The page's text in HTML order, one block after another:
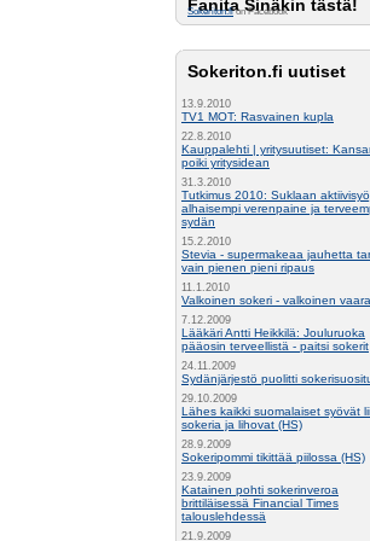
Fanita Sinäkin tästä!
Sokeriton.fion Facebook
Sokeriton.fi uutiset
13.9.2010
TV1 MOT: Rasvainen kupla
22.8.2010
Kauppalehti | yritysuutiset:
poiki yritysidean
31.3.2010
Tutkimus 2010: Suklaan
alhaisempi verenpaine ja
sydän
15.2.2010
Stevia - supermakeaa jauhetta
vain pienen pieni ripaus
11.1.2010
Valkoinen sokeri - valkoinen vaara
7.12.2009
Lääkäri Antti Heikkilä: Jouluruoka
pääosin terveellistä - paitsi sokerit
24.11.2009
Sydänjärjestö puolitti
29.10.2009
Lähes kaikki suomalaiset syövät
sokeria ja lihovat (HS)
28.9.2009
Sokeripommi tikittää piilossa (HS)
23.9.2009
Katainen pohti sokerinveroa
brittiläisessä Financial Times
talouslehdessä
21.9.2009